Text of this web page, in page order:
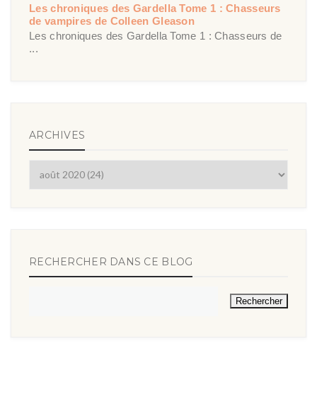
Les chroniques des Gardella Tome 1 : Chasseurs
de vampires de Colleen Gleason
Les chroniques des Gardella Tome 1 : Chasseurs de
...
ARCHIVES
RECHERCHER DANS CE BLOG